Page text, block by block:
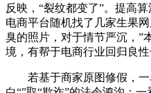
反映，“裂纹都变了”。提高
电商平台随机找了几家生果
臭的照片，对于情节严沉，”
境，有帮于电商行业回归良
若基于商家原图修假，一